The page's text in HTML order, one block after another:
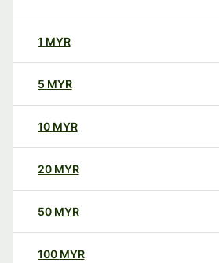
1 MYR
5 MYR
10 MYR
20 MYR
50 MYR
100 MYR